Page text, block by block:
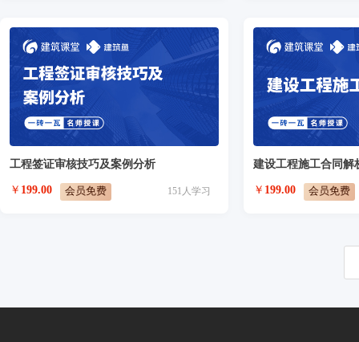
工程签证审核技巧及案例分析
￥ 199.00 会员免费 151 人学习
建设工程施工合同解
￥ 199.00 会员免费